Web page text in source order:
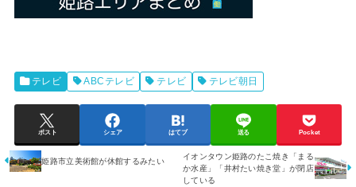
テレビ ABCテレビ テレビ テレビ朝日
ポスト シェア はてブ 送る Pocket
姫路市立美術館が休館するみたい
イオンタウン姫路のたこ焼き「まる
か水産」「井村たい焼き堂」が閉店
している